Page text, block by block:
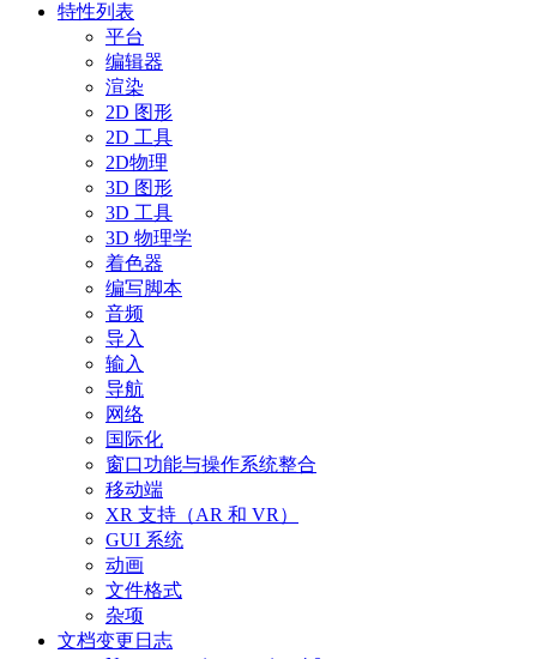
特性列表
平台
编辑器
渲染
2D 图形
2D 工具
2D物理
3D 图形
3D 工具
3D 物理学
着色器
编写脚本
音频
导入
输入
导航
网络
国际化
窗口功能与操作系统整合
移动端
XR 支持（AR 和 VR）
GUI 系统
动画
文件格式
杂项
文档变更日志